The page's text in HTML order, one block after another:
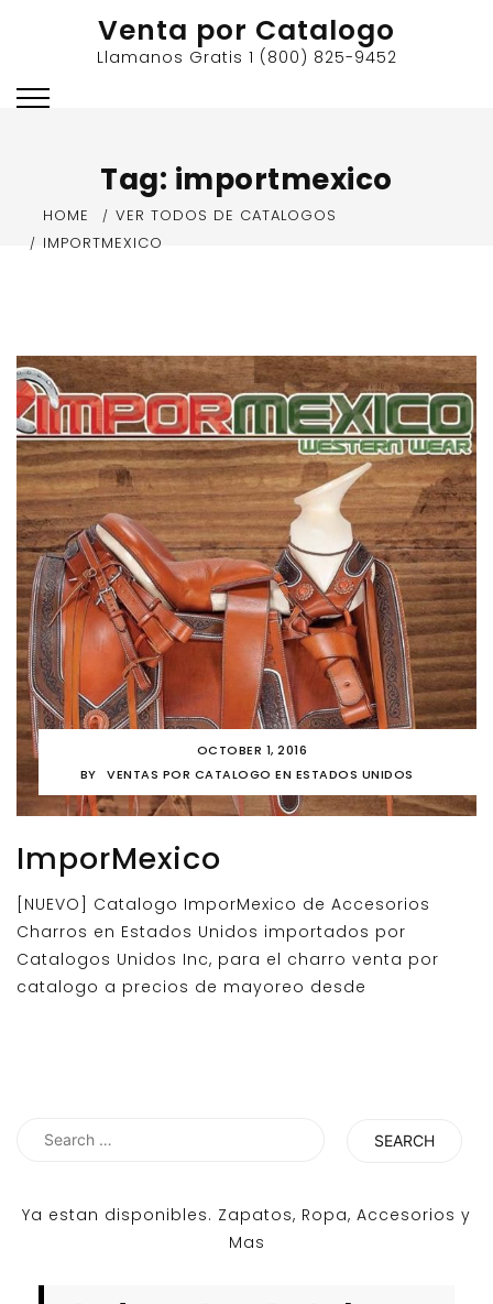
Venta por Catalogo
Llamanos Gratis 1 (800) 825-9452
Tag: importmexico
HOME
VER TODOS DE CATALOGOS
IMPORTMEXICO
OCTOBER 1, 2016
BY
VENTAS POR CATALOGO EN ESTADOS UNIDOS
ImporMexico
[NUEVO] Catalogo ImporMexico de Accesorios
Charros en Estados Unidos importados por
Catalogos Unidos Inc, para el charro venta por
catalogo a precios de mayoreo desde
Search
Ya estan disponibles. Zapatos, Ropa, Accesorios y
Mas